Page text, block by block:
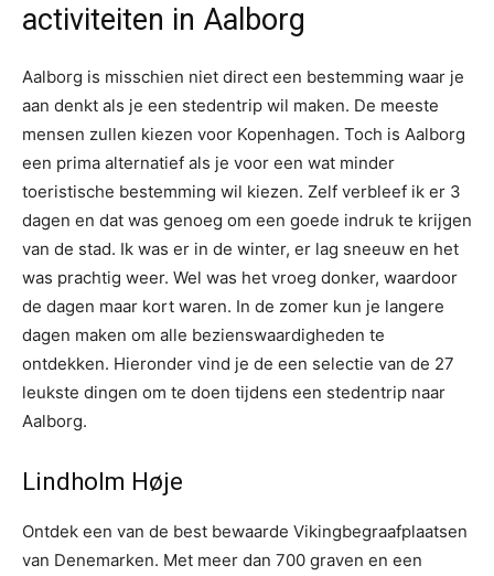
activiteiten in Aalborg
Aalborg is misschien niet direct een bestemming waar je
aan denkt als je een stedentrip wil maken. De meeste
mensen zullen kiezen voor Kopenhagen. Toch is Aalborg
een prima alternatief als je voor een wat minder
toeristische bestemming wil kiezen. Zelf verbleef ik er 3
dagen en dat was genoeg om een goede indruk te krijgen
van de stad. Ik was er in de winter, er lag sneeuw en het
was prachtig weer. Wel was het vroeg donker, waardoor
de dagen maar kort waren. In de zomer kun je langere
dagen maken om alle bezienswaardigheden te
ontdekken. Hieronder vind je de een selectie van de 27
leukste dingen om te doen tijdens een stedentrip naar
Aalborg.
Lindholm Høje
Ontdek een van de best bewaarde Vikingbegraafplaatsen
van Denemarken. Met meer dan 700 graven en een